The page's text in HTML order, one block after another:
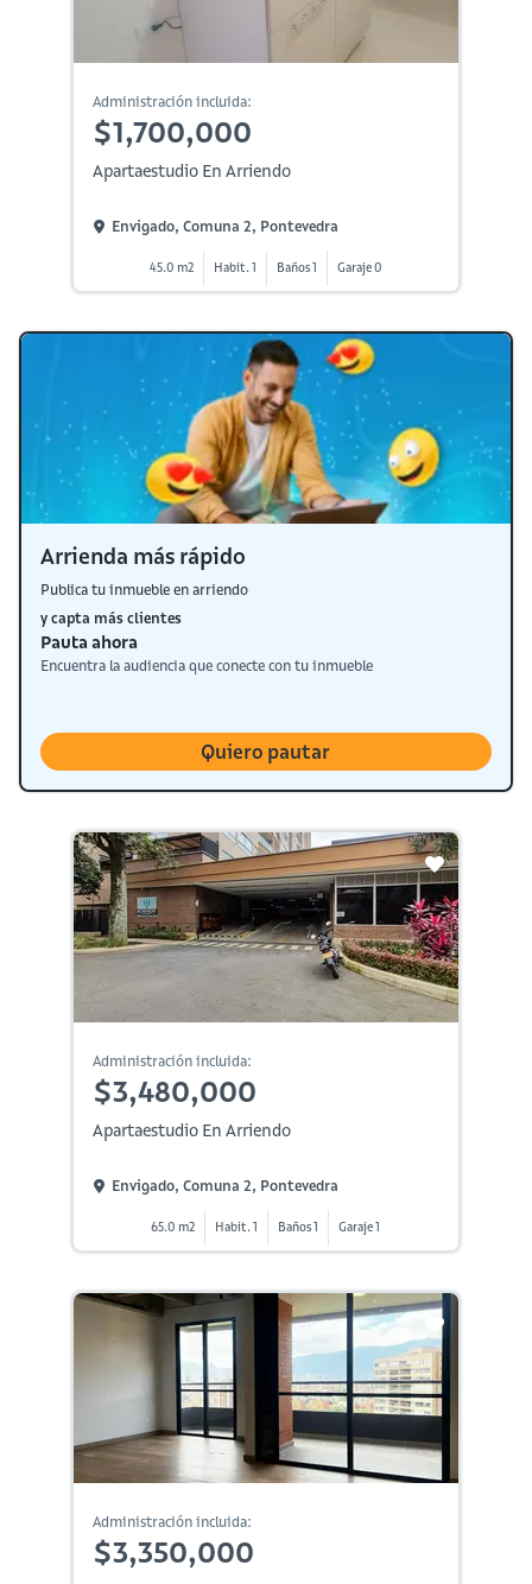
Administración incluida:
$1,700,000
Apartaestudio En Arriendo
Envigado, Comuna 2, Pontevedra
45.0 m2 Habit. 1 Baños 1 Garaje 0
Arrienda más rápido
Publica tu inmueble en arriendo
y capta más clientes
Pauta ahora
Encuentra la audiencia que conecte con tu inmueble
Quiero pautar
Administración incluida:
$3,480,000
Apartaestudio En Arriendo
Envigado, Comuna 2, Pontevedra
65.0 m2 Habit. 1 Baños 1 Garaje 1
Administración incluida:
$3,350,000